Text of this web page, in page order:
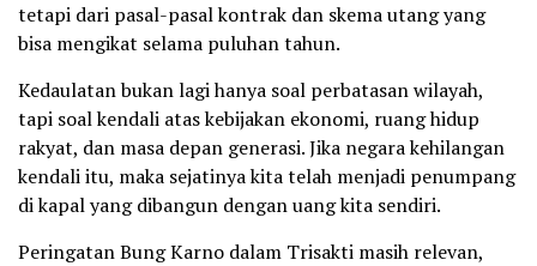
tetapi dari pasal-pasal kontrak dan skema utang yang
bisa mengikat selama puluhan tahun.
Kedaulatan bukan lagi hanya soal perbatasan wilayah,
tapi soal kendali atas kebijakan ekonomi, ruang hidup
rakyat, dan masa depan generasi. Jika negara kehilangan
kendali itu, maka sejatinya kita telah menjadi penumpang
di kapal yang dibangun dengan uang kita sendiri.
Peringatan Bung Karno dalam Trisakti masih relevan,